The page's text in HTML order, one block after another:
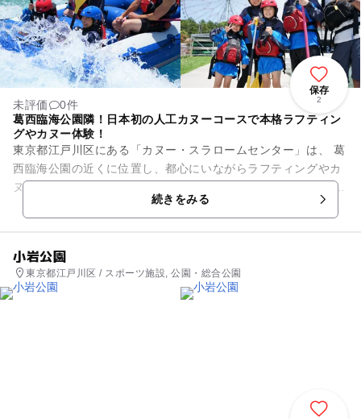
保存
2
未評価
0件
葛西臨海公園隣！日本初の人工カヌーコースで本格ラフティン
グやカヌー体験！
東京都江戸川区にある「カヌー・スラロームセンター」は、 葛
西臨海公園の近くに位置し、都心にいながらラフティングやカ
ヌーなどの水上アクティビティが楽しめる公共施設です！ 日本
続きをみる
小岩公園
東京都江戸川区 / スポーツ施設, 公園・総合公園